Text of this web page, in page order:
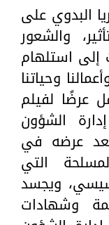
البدوي على
والشعور
إلى استلهام
وحياتنا
عرضًا لفيلم
الشؤون
عرضه في
التي
ويجسد
وشهادات